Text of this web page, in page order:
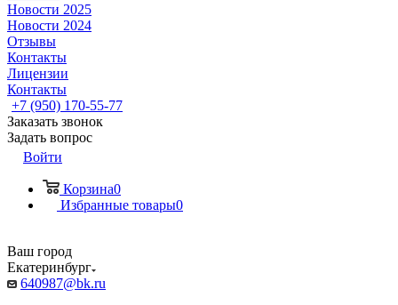
Новости 2025
Новости 2024
Отзывы
Контакты
Лицензии
Контакты
+7 (950) 170-55-77
Заказать звонок
Задать вопрос
Войти
Корзина0
Избранные товары0
Ваш город
Екатеринбург
640987@bk.ru